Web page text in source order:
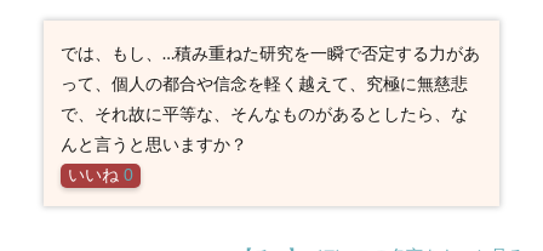
では、もし、…積み重ねた研究を一瞬で否定する力があ
って、個人の都合や信念を軽く越えて、究極に無慈悲
で、それ故に平等な、そんなものがあるとしたら、な
んと言うと思いますか？
いいね 0